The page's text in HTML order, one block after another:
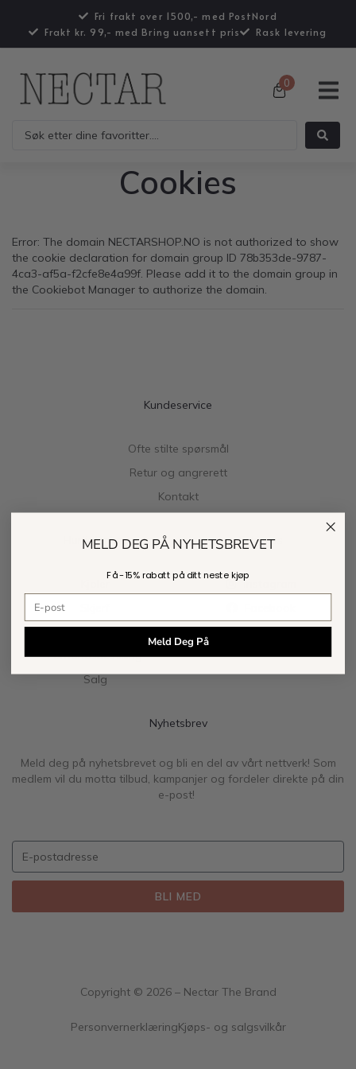
Fri frakt over 1500,- med PostNord
Frakt kr. 99,- med Bring uansett pris
Rask levering
0
Cookies
Error: The domain NECTARSHOP.NO is not authorized to show
the cookie declaration for domain group ID 78b353de-9787-
4ca3-af5a-f2cfe8e4a99f. Please add it to the domain group in
the Cookiebot Manager to authorize the domain.
Kundeservice
Ofte stilte spørsmål
Retur og angrerett
Kontakt
Hurtiglenker
Nyheter
Forhåndsbestilling
Salg
Følg oss
Instagram
Snapchat
Nyhetsbrev
Meld deg på nyhetsbrevet og bli en del av vårt nettverk! Som
medlem vil du motta tilbud, kampanjer og fordeler direkte på din
e-post!
BLI MED
Copyright © 2026– Nectar The Brand
PersonvernerklæringKjøps- og salgsvilkår
MELD DEG PÅ NYHETSBREVET
Få -15% rabattpå ditt neste kjøp
E-postadresse
Meld Deg På